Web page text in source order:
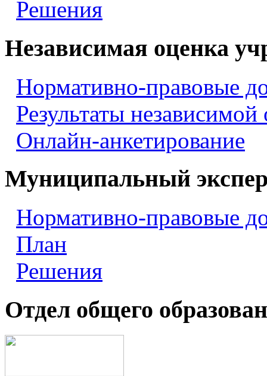
Решения
Независимая оценка
Нормативно-правовые
Результаты независимой
Онлайн-анкетирование
Муниципальный
Нормативно-правовые
План
Решения
Отдел общего